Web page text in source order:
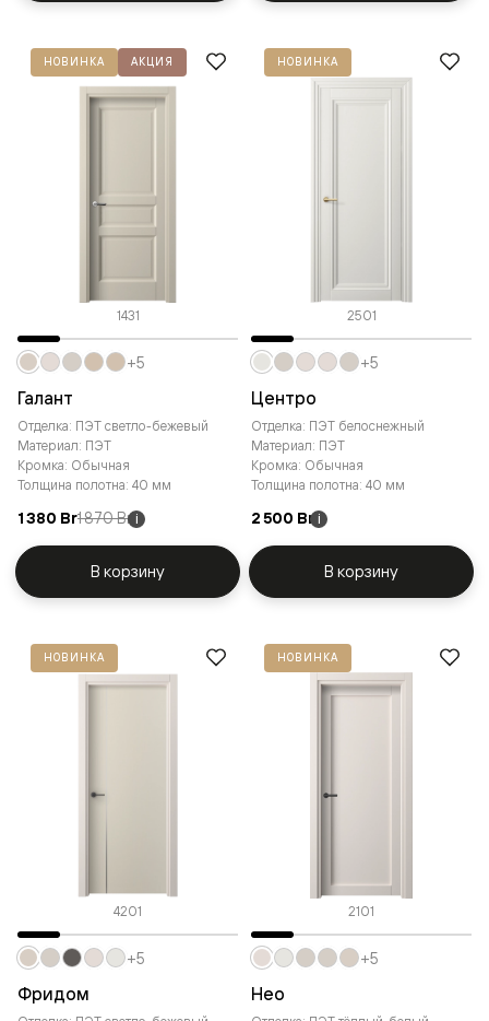
НОВИНКА АКЦИЯ
1431
Галант
Отделка: ПЭТ светло-бежевый
Материал: ПЭТ
Кромка: Обычная
Толщина полотна: 40 мм
1 380 Br1 870 Br i
+5
В корзину
НОВИНКА
2501
Центро
Отделка: ПЭТ белоснежный
Материал: ПЭТ
Кромка: Обычная
Толщина полотна: 40 мм
2 500 Br i
+5
В корзину
НОВИНКА
4201
Фридом
+5
НОВИНКА
2101
Нео
+5